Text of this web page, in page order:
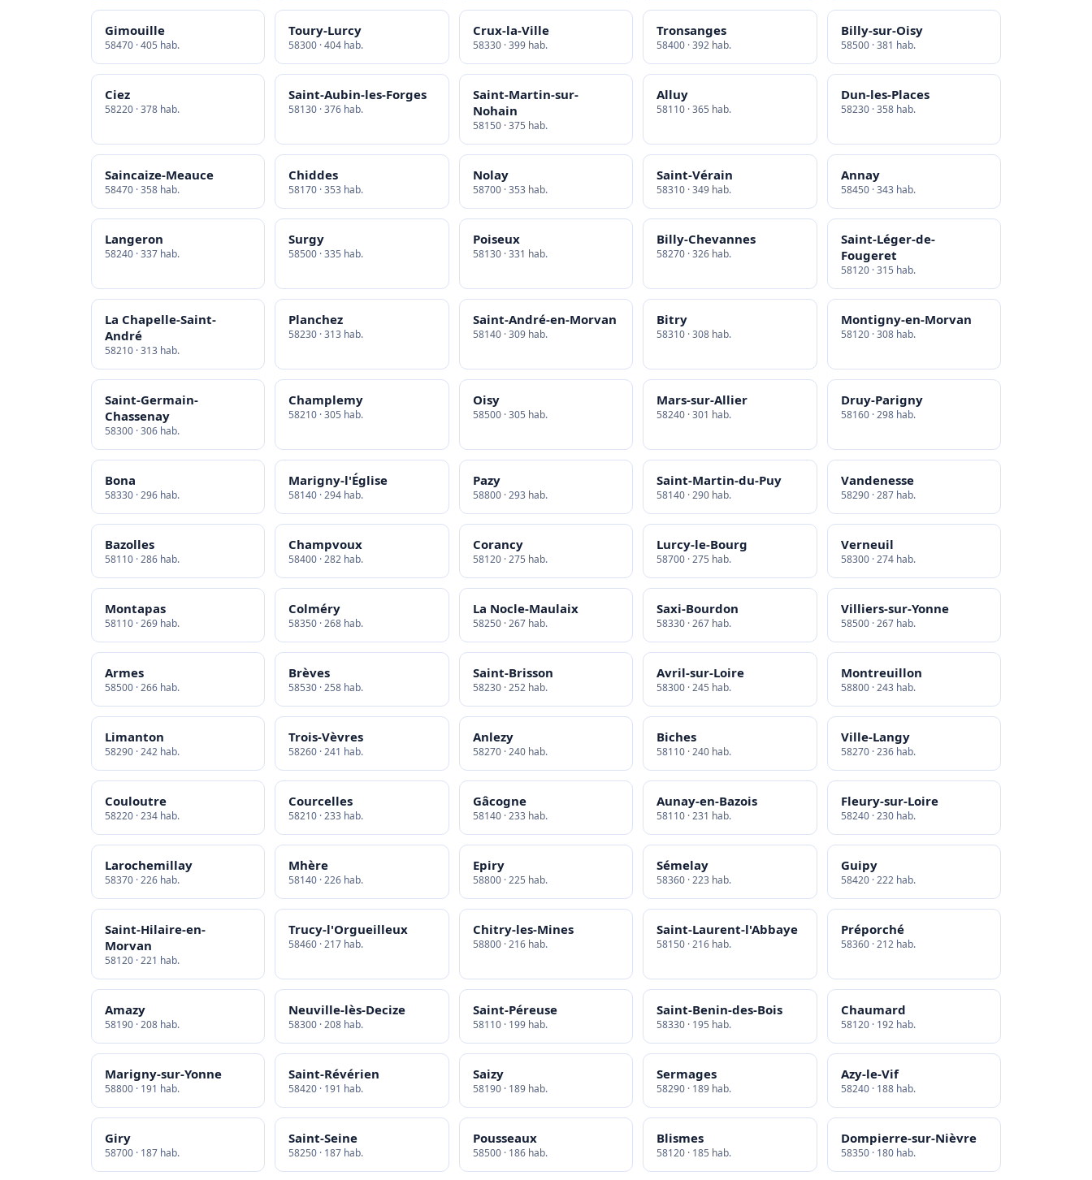
Gimouille
58470 · 405 hab.
Toury-Lurcy
58300 · 404 hab.
Crux-la-Ville
58330 · 399 hab.
Tronsanges
58400 · 392 hab.
Billy-sur-Oisy
58500 · 381 hab.
Ciez
58220 · 378 hab.
Saint-Aubin-les-Forges
58130 · 376 hab.
Saint-Martin-sur-
Nohain
58150 · 375 hab.
Alluy
58110 · 365 hab.
Dun-les-Places
58230 · 358 hab.
Saincaize-Meauce
58470 · 358 hab.
Chiddes
58170 · 353 hab.
Nolay
58700 · 353 hab.
Saint-Vérain
58310 · 349 hab.
Annay
58450 · 343 hab.
Langeron
58240 · 337 hab.
Surgy
58500 · 335 hab.
Poiseux
58130 · 331 hab.
Billy-Chevannes
58270 · 326 hab.
Saint-Léger-de-
Fougeret
58120 · 315 hab.
La Chapelle-Saint-
André
58210 · 313 hab.
Planchez
58230 · 313 hab.
Saint-André-en-Morvan
58140 · 309 hab.
Bitry
58310 · 308 hab.
Montigny-en-Morvan
58120 · 308 hab.
Saint-Germain-
Chassenay
58300 · 306 hab.
Champlemy
58210 · 305 hab.
Oisy
58500 · 305 hab.
Mars-sur-Allier
58240 · 301 hab.
Druy-Parigny
58160 · 298 hab.
Bona
58330 · 296 hab.
Marigny-l'Église
58140 · 294 hab.
Pazy
58800 · 293 hab.
Saint-Martin-du-Puy
58140 · 290 hab.
Vandenesse
58290 · 287 hab.
Bazolles
58110 · 286 hab.
Champvoux
58400 · 282 hab.
Corancy
58120 · 275 hab.
Lurcy-le-Bourg
58700 · 275 hab.
Verneuil
58300 · 274 hab.
Montapas
58110 · 269 hab.
Colméry
58350 · 268 hab.
La Nocle-Maulaix
58250 · 267 hab.
Saxi-Bourdon
58330 · 267 hab.
Villiers-sur-Yonne
58500 · 267 hab.
Armes
58500 · 266 hab.
Brèves
58530 · 258 hab.
Saint-Brisson
58230 · 252 hab.
Avril-sur-Loire
58300 · 245 hab.
Montreuillon
58800 · 243 hab.
Limanton
58290 · 242 hab.
Trois-Vèvres
58260 · 241 hab.
Anlezy
58270 · 240 hab.
Biches
58110 · 240 hab.
Ville-Langy
58270 · 236 hab.
Couloutre
58220 · 234 hab.
Courcelles
58210 · 233 hab.
Gâcogne
58140 · 233 hab.
Aunay-en-Bazois
58110 · 231 hab.
Fleury-sur-Loire
58240 · 230 hab.
Larochemillay
58370 · 226 hab.
Mhère
58140 · 226 hab.
Epiry
58800 · 225 hab.
Sémelay
58360 · 223 hab.
Guipy
58420 · 222 hab.
Saint-Hilaire-en-
Morvan
58120 · 221 hab.
Trucy-l'Orgueilleux
58460 · 217 hab.
Chitry-les-Mines
58800 · 216 hab.
Saint-Laurent-l'Abbaye
58150 · 216 hab.
Préporché
58360 · 212 hab.
Amazy
58190 · 208 hab.
Neuville-lès-Decize
58300 · 208 hab.
Saint-Péreuse
58110 · 199 hab.
Saint-Benin-des-Bois
58330 · 195 hab.
Chaumard
58120 · 192 hab.
Marigny-sur-Yonne
58800 · 191 hab.
Saint-Révérien
58420 · 191 hab.
Saizy
58190 · 189 hab.
Sermages
58290 · 189 hab.
Azy-le-Vif
58240 · 188 hab.
Giry
58700 · 187 hab.
Saint-Seine
58250 · 187 hab.
Pousseaux
58500 · 186 hab.
Blismes
58120 · 185 hab.
Dompierre-sur-Nièvre
58350 · 180 hab.